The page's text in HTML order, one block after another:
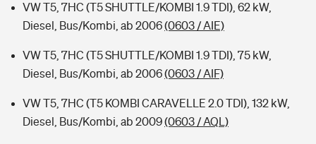
VW T5, 7HC (T5 SHUTTLE/KOMBI 1.9 TDI), 62 kW,
Diesel, Bus/Kombi, ab 2006(0603 / AIE)
VW T5, 7HC (T5 SHUTTLE/KOMBI 1.9 TDI), 75 kW,
Diesel, Bus/Kombi, ab 2006(0603 / AIF)
VW T5, 7HC (T5 KOMBI CARAVELLE 2.0 TDI), 132 kW,
Diesel, Bus/Kombi, ab 2009(0603 / AQL)